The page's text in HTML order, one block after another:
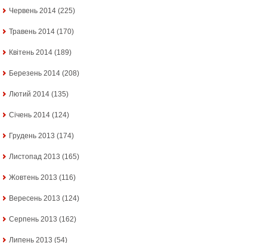
Червень 2014 (225)
Травень 2014 (170)
Квітень 2014 (189)
Березень 2014 (208)
Лютий 2014 (135)
Січень 2014 (124)
Грудень 2013 (174)
Листопад 2013 (165)
Жовтень 2013 (116)
Вересень 2013 (124)
Серпень 2013 (162)
Липень 2013 (54)